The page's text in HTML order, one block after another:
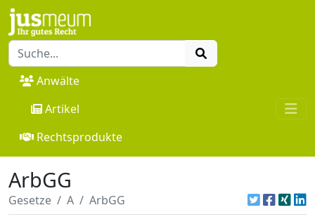
Anwälte
Artikel
Rechtsprodukte
ArbGG
Gesetze A ArbGG